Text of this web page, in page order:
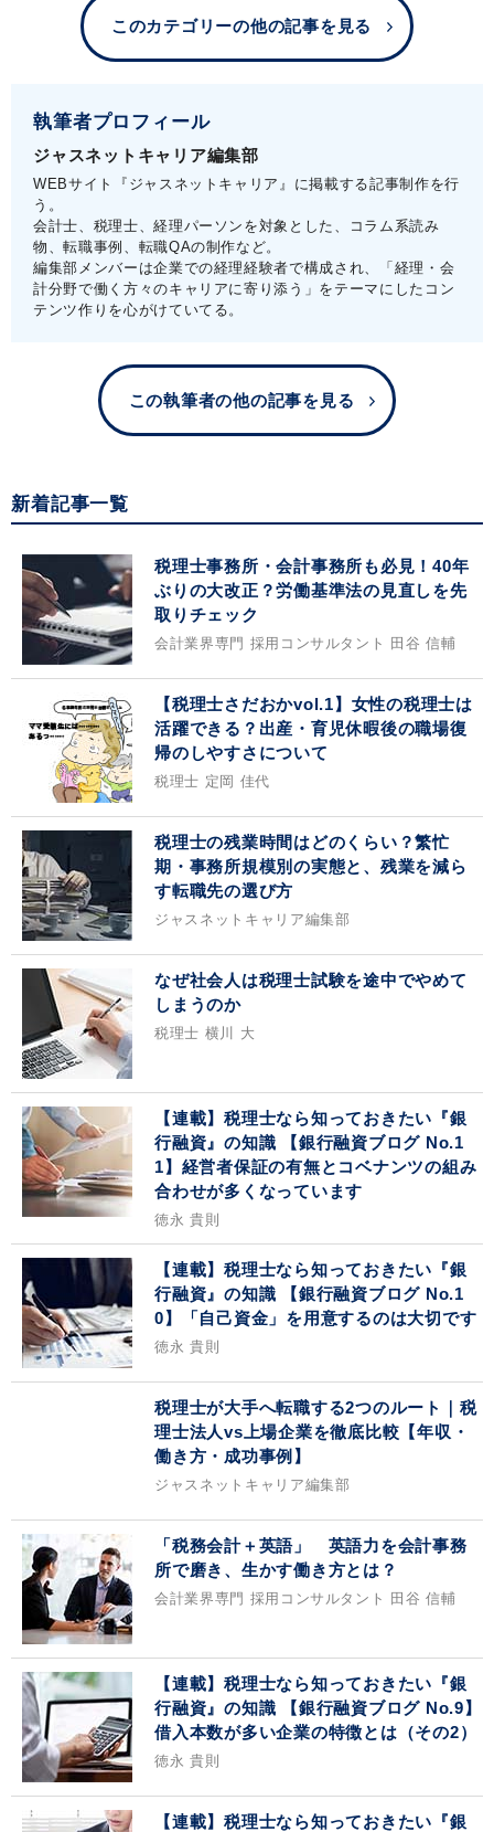
このカテゴリーの他の記事を見る
執筆者プロフィール
ジャスネットキャリア編集部
WEBサイト『ジャスネットキャリア』に掲載する記事制作を行
う。
会計士、税理士、経理パーソンを対象とした、コラム系読み
物、転職事例、転職QAの制作など。
編集部メンバーは企業での経理経験者で構成され、「経理・会
計分野で働く方々のキャリアに寄り添う」をテーマにしたコン
テンツ作りを心がけていてる。
この執筆者の他の記事を見る
新着記事一覧
税理士事務所・会計事務所も必見！40年
ぶりの大改正？労働基準法の見直しを先
取りチェック
会計業界専門 採用コンサルタント 田谷 信輔
【税理士さだおかvol.1】女性の税理士は
活躍できる？出産・育児休暇後の職場復
帰のしやすさについて
税理士 定岡 佳代
税理士の残業時間はどのくらい？繁忙
期・事務所規模別の実態と、残業を減ら
す転職先の選び方
ジャスネットキャリア編集部
なぜ社会人は税理士試験を途中でやめて
しまうのか
税理士 横川 大
【連載】税理士なら知っておきたい『銀
行融資』の知識 【銀行融資ブログ No.1
1】経営者保証の有無とコベナンツの組み
合わせが多くなっています
徳永 貴則
【連載】税理士なら知っておきたい『銀
行融資』の知識 【銀行融資ブログ No.1
0】「自己資金」を用意するのは大切です
徳永 貴則
税理士が大手へ転職する2つのルート｜税
理士法人vs上場企業を徹底比較【年収・
働き方・成功事例】
ジャスネットキャリア編集部
「税務会計＋英語」 英語力を会計事務
所で磨き、生かす働き方とは？
会計業界専門 採用コンサルタント 田谷 信輔
【連載】税理士なら知っておきたい『銀
行融資』の知識 【銀行融資ブログ No.9】
借入本数が多い企業の特徴とは（その2）
徳永 貴則
【連載】税理士なら知っておきたい『銀